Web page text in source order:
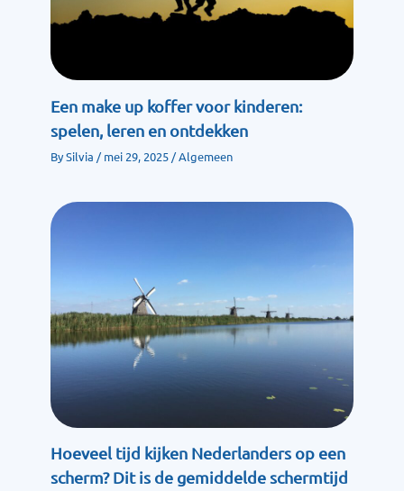
Een make up koffer voor kinderen:
spelen, leren en ontdekken
BySilvia /mei 29, 2025 /Algemeen
Hoeveel tijd kijken Nederlanders op een
scherm? Dit is de gemiddelde schermtijd